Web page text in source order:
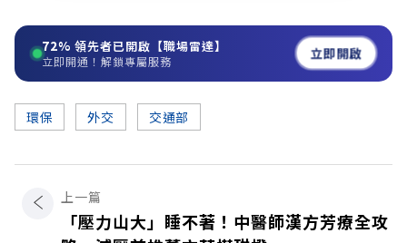
72% 領先者已開啟【職場雷達】
立即開通！解鎖專屬服務 立即開啟
環保 外交 交通部
上一篇
「壓力山大」睡不著！中醫師漢方芳療全攻